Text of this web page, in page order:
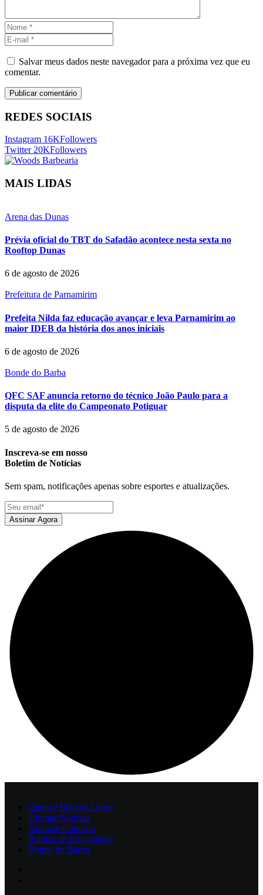
Salvar meus dados neste navegador para a próxima vez que eu
comentar.
REDES SOCIAIS
Instagram 16KFollowers
Twitter 20KFollowers
MAIS LIDAS
Arena das Dunas
Prévia oficial do TBT do Safadão acontece nesta sexta no
Rooftop Dunas
6 de agosto de 2026
Prefeitura de Parnamirim
Prefeita Nilda faz educação avançar e leva Parnamirim ao
maior IDEB da história dos anos iniciais
6 de agosto de 2026
Bonde do Barba
QFC SAF anuncia retorno do técnico João Paulo para a
disputa da elite do Campeonato Potiguar
5 de agosto de 2026
Inscreva-se em nosso
Boletim de Notícias
Sem spam, notificações apenas sobre esportes e atualizações.
Assinar Agora
Quem é Marcos Lopes
Últimas Notícias
Anuncie Conosco
Política de Privacidade
Bonde do Barba